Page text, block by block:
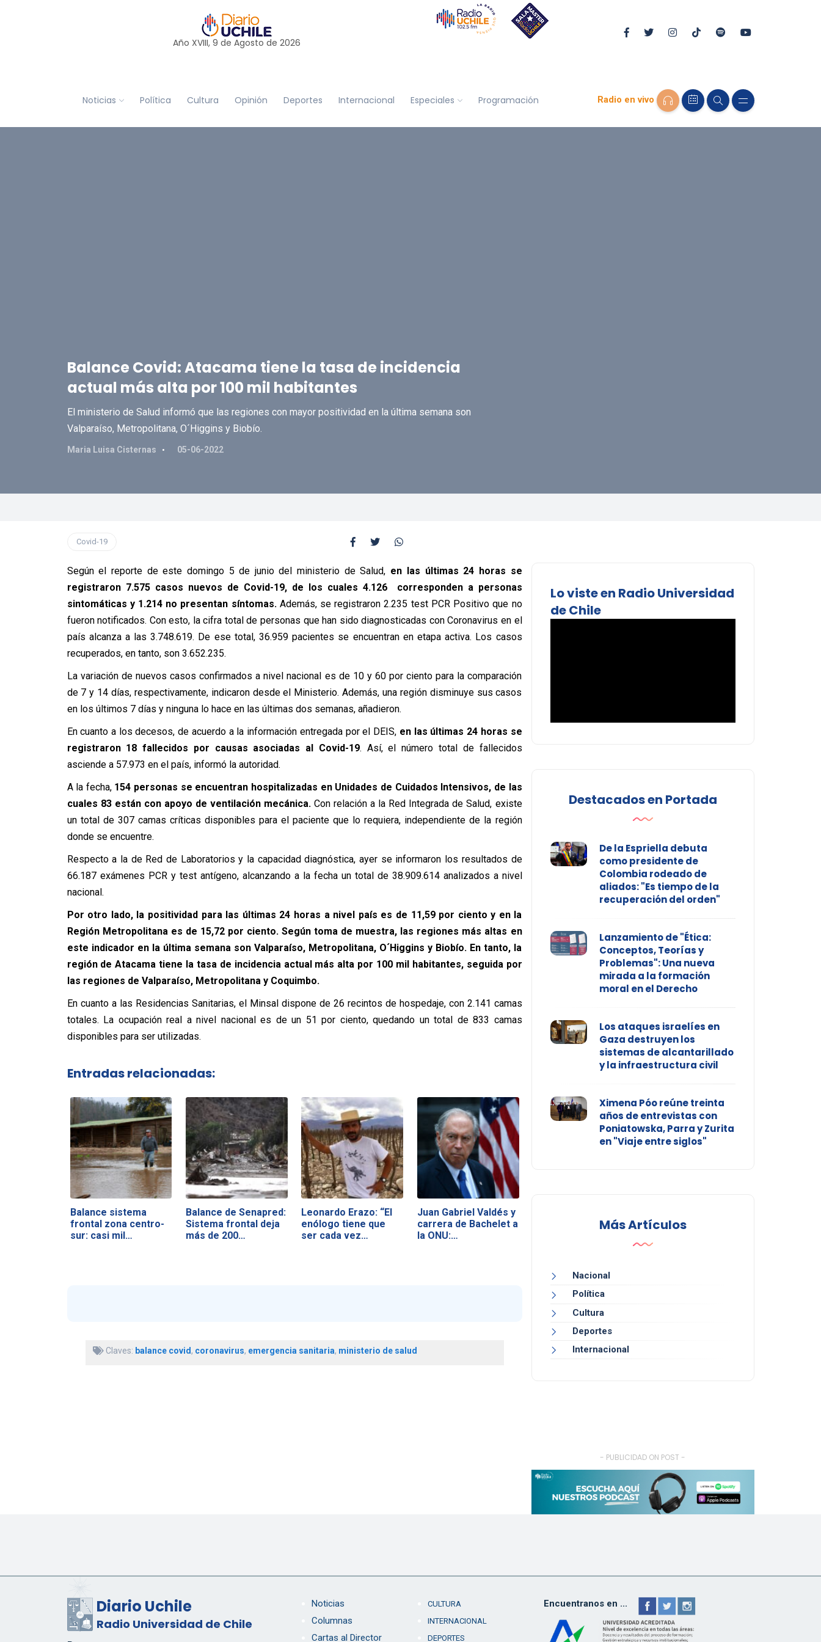
Año XVIII, 9 de Agosto de 2026
Noticias Política Cultura Opinión Deportes Internacional Especiales Programación Radio en vivo
Balance Covid: Atacama tiene la tasa de incidencia
actual más alta por 100 mil habitantes
El ministerio de Salud informó que las regiones con mayor positividad en la última semana son
Valparaíso, Metropolitana, O´Higgins y Biobío.
Maria Luisa Cisternas 05-06-2022
Covid-19
Según el reporte de este domingo 5 de junio del ministerio de Salud, en las últimas 24 horas se
registraron 7.575 casos nuevos de Covid-19, de los cuales 4.126 corresponden a personas
sintomáticas y 1.214 no presentan síntomas.Además, se registraron 2.235 test PCR Positivo que no
fueron notificados. Con esto, la cifra total de personas que han sido diagnosticadas con Coronavirus en el
país alcanza a las 3.748.619. De ese total, 36.959 pacientes se encuentran en etapa activa. Los casos
recuperados, en tanto, son 3.652.235.
La variación de nuevos casos confirmados a nivel nacional es de 10 y 60 por ciento para la comparación
de 7 y 14 días, respectivamente, indicaron desde el Ministerio. Además, una región disminuye sus casos
en los últimos 7 días y ninguna lo hace en las últimas dos semanas, añadieron.
En cuanto a los decesos, de acuerdo a la información entregada por el DEIS, en las últimas 24 horas se
registraron 18 fallecidos por causas asociadas al Covid-19. Así, el número total de fallecidos
asciende a 57.973 en el país, informó la autoridad.
A la fecha,154 personas se encuentran hospitalizadas en Unidades de Cuidados Intensivos, de las
cuales 83 están con apoyo de ventilación mecánica.Con relación a la Red Integrada de Salud, existe
un total de 307 camas críticas disponibles para el paciente que lo requiera, independiente de la región
donde se encuentre.
Respecto a la de Red de Laboratorios y la capacidad diagnóstica, ayer se informaron los resultados de
66.187 exámenes PCR y test antígeno, alcanzando a la fecha un total de 38.909.614 analizados a nivel
nacional.
Por otro lado, la positividad para las últimas 24 horas a nivel país es de 11,59 por ciento y en la
Región Metropolitana es de 15,72 por ciento. Según toma de muestra, las regiones más altas en
este indicador en la última semana son Valparaíso, Metropolitana, O´Higgins y Biobío. En tanto, la
región de Atacama tiene la tasa de incidencia actual más alta por 100 mil habitantes, seguida por
las regiones de Valparaíso, Metropolitana y Coquimbo.
En cuanto a las Residencias Sanitarias, el Minsal dispone de 26 recintos de hospedaje, con 2.141 camas
totales. La ocupación real a nivel nacional es de un 51 por ciento, quedando un total de 833 camas
disponibles para ser utilizadas.
Entradas relacionadas:
Balance sistema
frontal zona centro-
sur: casi mil…
Balance de Senapred:
Sistema frontal deja
más de 200…
Leonardo Erazo: “El
enólogo tiene que
ser cada vez…
Juan Gabriel Valdés y
carrera de Bachelet a
la ONU:…
Claves: balance covid, coronavirus, emergencia sanitaria, ministerio de salud
Lo viste en Radio Universidad
de Chile
Destacados en Portada
De la Espriella debuta
como presidente de
Colombia rodeado de
aliados: "Es tiempo de la
recuperación del orden"
Lanzamiento de "Ética:
Conceptos, Teorías y
Problemas": Una nueva
mirada a la formación
moral en el Derecho
Los ataques israelíes en
Gaza destruyen los
sistemas de alcantarillado
y la infraestructura civil
Ximena Póo reúne treinta
años de entrevistas con
Poniatowska, Parra y Zurita
en "Viaje entre siglos"
Más Artículos
Nacional
Política
Cultura
Deportes
Internacional
- PUBLICIDAD ON POST -
Diario Uchile
Radio Universidad de Chile
Noticias
Columnas
Cartas al Director
CULTURA
INTERNACIONAL
DEPORTES
Encuentranos en ...